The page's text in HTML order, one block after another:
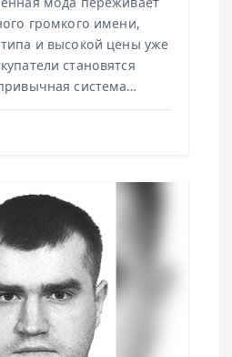
громкого имени,
и высокой цены уже
становятся
система…